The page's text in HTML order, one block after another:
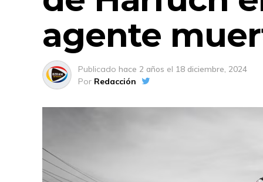
agente
Publicado hace 2 años el 18 diciembre, 2024
Por Redacción